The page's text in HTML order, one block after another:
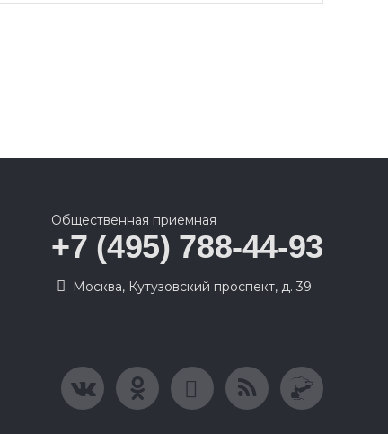
Общественная приемная
+7 (495) 788-44-93
Москва, Кутузовский проспект, д. 39